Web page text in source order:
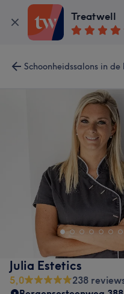
Treatwell
Schoonheidssalons in de
Julia Estetics
5,0
238